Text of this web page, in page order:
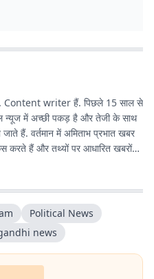
Content writer हैं. पिछले 15 साल से
न्यूज में अच्छी पकड़ है और तेजी के साथ
हैं. वर्तमान में अमिताभ प्रभात खबर
करते हैं और तथ्यों पर आधारित खबरों
जुड़े और शुरुआत से ही डिजिटल
रोचक और आम लोगों की भाषा में पेश
प्रिंट के लिए भी कई अहम रिपोर्ट कीं.
गई ग्रामीण रिपोर्टिंग करियर का यादगार
Political News
news